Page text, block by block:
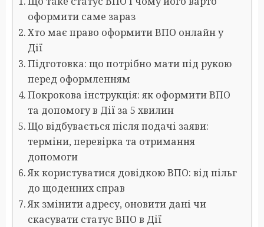
оформити саме зараз
Хто має право оформити ВПО онлайн у
Дії
Підготовка: що потрібно мати під рукою
перед оформленням
Покрокова інструкція: як оформити ВПО
та допомогу в Дії за 5 хвилин
Що відбувається після подачі заяви:
терміни, перевірка та отримання
допомоги
Як користуватися довідкою ВПО: від пільг
до щоденних справ
Як змінити адресу, оновити дані чи
скасувати статус ВПО в Дії